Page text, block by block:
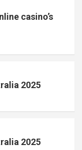
casino’s
2025
2025